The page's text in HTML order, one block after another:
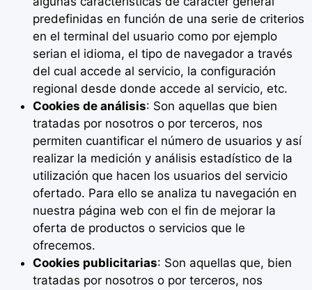
predefinidas en función de una serie de criterios
en el terminal del usuario como por ejemplo
serian el idioma, el tipo de navegador a través
del cual accede al servicio, la configuración
regional desde donde accede al servicio, etc.
Cookies de análisis: Son aquellas que bien
tratadas por nosotros o por terceros, nos
permiten cuantificar el número de usuarios y así
realizar la medición y análisis estadístico de la
utilización que hacen los usuarios del servicio
ofertado. Para ello se analiza tu navegación en
nuestra página web con el fin de mejorar la
oferta de productos o servicios que le
ofrecemos.
Cookies publicitarias: Son aquellas que, bien
tratadas por nosotros o por terceros, nos